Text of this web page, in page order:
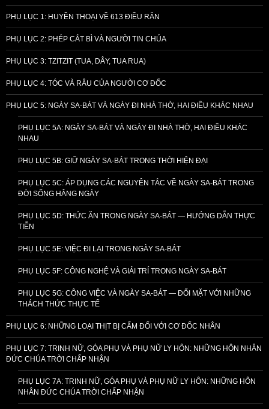
PHỤ LỤC 1: HUYỀN THOẠI VỀ 613 ĐIỀU RĂN
PHỤ LỤC 2: PHÉP CẮT BÌ VÀ NGƯỜI TIN CHÚA
PHỤ LỤC 3: TZITZIT (TUA, DÂY, TUA RUA)
PHỤ LỤC 4: TÓC VÀ RÂU CỦA NGƯỜI CƠ ĐỐC
PHỤ LỤC 5: NGÀY SA-BÁT VÀ NGÀY ĐI NHÀ THỜ, HAI ĐIỀU KHÁC NHAU
PHỤ LỤC 5A: NGÀY SA-BÁT VÀ NGÀY ĐI NHÀ THỜ, HAI ĐIỀU KHÁC
NHAU
PHỤ LỤC 5B: GIỮ NGÀY SA-BÁT TRONG THỜI HIỆN ĐẠI
PHỤ LỤC 5C: ÁP DỤNG CÁC NGUYÊN TẮC VỀ NGÀY SA-BÁT TRONG
ĐỜI SỐNG HẰNG NGÀY
PHỤ LỤC 5D: THỨC ĂN TRONG NGÀY SA-BÁT — HƯỚNG DẪN THỰC
TIỄN
PHỤ LỤC 5E: VIỆC ĐI LẠI TRONG NGÀY SA-BÁT
PHỤ LỤC 5F: CÔNG NGHỆ VÀ GIẢI TRÍ TRONG NGÀY SA-BÁT
PHỤ LỤC 5G: CÔNG VIỆC VÀ NGÀY SA-BÁT — ĐỐI MẶT VỚI NHỮNG
THÁCH THỨC THỰC TẾ
PHỤ LỤC 6: NHỮNG LOẠI THỊT BỊ CẤM ĐỐI VỚI CƠ ĐỐC NHÂN
PHỤ LỤC 7: TRINH NỮ, GÓA PHỤ VÀ PHỤ NỮ LY HÔN: NHỮNG HÔN NHÂN
ĐỨC CHÚA TRỜI CHẤP NHẬN
PHỤ LỤC 7A: TRINH NỮ, GÓA PHỤ VÀ PHỤ NỮ LY HÔN: NHỮNG HÔN
NHÂN ĐỨC CHÚA TRỜI CHẤP NHẬN